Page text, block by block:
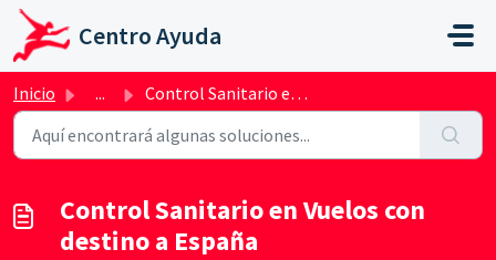
Saltar al contenido principal
Centro Ayuda
Inicio ... Control Sanitario en Vuelos con destino a España
Control Sanitario en Vuelos con
destino a España